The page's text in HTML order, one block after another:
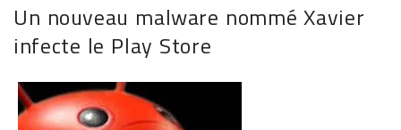
Un nouveau malware nommé Xavier
infecte le Play Store